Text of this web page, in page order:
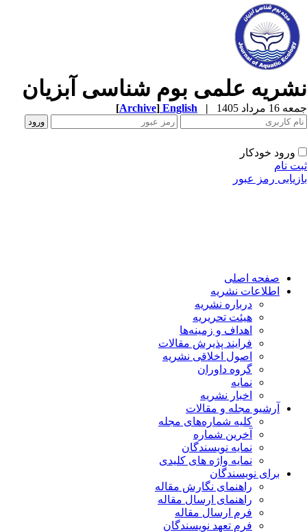
علمی بوم شناسی آبزیان
مرداد 1405 |
English
[Archive]
ورود خودکار
نام
رمز عبور
صفحه اصلی
اطلاعات نشریه
درباره نشریه
هیئت تحریریه
اهداف و زمینه‌ها
فرایند پذیرش مقالات
اصول اخلاقی نشریه
گروه داوران
نمایه
اخبار نشریه
آرشیو مجله و مقالات
کلیه شماره‌های مجله
آخرین شماره
نمایه نویسندگان
نمایه واژه های کلیدی
برای نویسندگان
راهنمای نگارش مقاله
راهنمای ارسال مقاله
فرم ارسال مقاله
فرم تعهد نویسندگان